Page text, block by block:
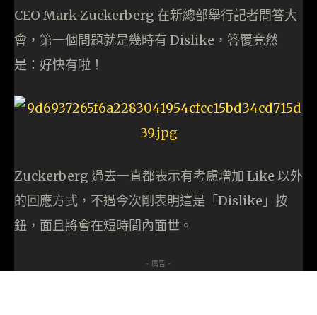
CEO Mark Zuckerberg 在新總部舉行記者問答大
會，第一個問題就是幾時有 Dislike，答覆竟然
是：好快有啦！
Zuckerberg 過去一直都表示有考慮增加 Like 以外
的回應方式，不過今次剛表明這是「Dislike」按
鈕，面且將會在短時間內面世。
- 廣告 -